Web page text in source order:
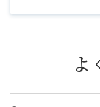
よ